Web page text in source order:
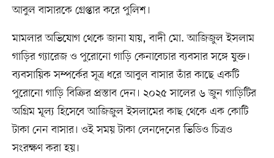
আবুল বাসারকে গ্রেপ্তার করে পুলিশ।
মামলার অভিযোগ থেকে জানা যায়, বাদী মো. আজিজুল ইসলাম
গাড়ির গ্যারেজ ও পুরোনো গাড়ি কেনাবেচার ব্যবসার সঙ্গে যুক্ত।
ব্যবসায়িক সম্পর্কের সূত্র ধরে আবুল বাসার তাঁর কাছে একটি
পুরোনো গাড়ি বিক্রির প্রস্তাব দেন। ২০২৫ সালের ৬ জুন গাড়িটির
অগ্রিম মূল্য হিসেবে আজিজুল ইসলামের কাছ থেকে এক কোটি
টাকা নেন বাসার। ওই সময় টাকা লেনদেনের ভিডিও চিত্রও
সংরক্ষণ করা হয়।